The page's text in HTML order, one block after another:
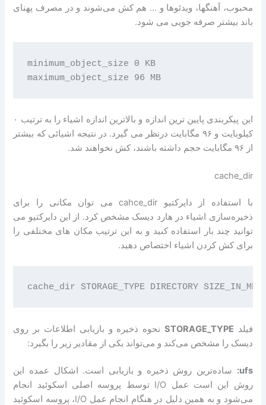
محبوب، آهنگها، ویدئوها و … هم کش می‌شوند و در مصرف پهنای
باند بیشتر صرفه جویی می شود.
minimum_object_size 0 KB
این پیکربندی پایین ترین اندازه و بالاترین اندازه اشیاء را به ترتیب ۰
کیلوبایت و ۹۶ مگابایت درنظر می گیرد. در نتیجه اشیائی که بیشتر
از ۹۶ مگابایت حجم داشته باشند، کش نخواهند شد.
cache_dir
با استفاده از دایرکتیو cahce_dir می توان مکانی را برای
ذخیره‌سازی اشیاء در هارد دیسک مشخص کرد. از این دایرکتیو می
توانید چند بار استفاده کنید و به این ترتیب مکان های مختلفی را
برای کش کردن اشیاء اختصاص دهید.
فیلد STORAGE_TYPE نحوه ذخیره و بازیابی اطلاعات بر روی
دیسک را مشخص می‌کند و می‌تواند یکی از مقادیر زیر را بگیرد:
ufs:
ساده‌ترین روش ذخیره و بازیابی است. اشکال عمده این
روش این است عمل I/O توسط پروسه اصلی اسکوئید انجام
می‌شود و به همین دلیل در هنگام انجام عمل I/O، پروسه اسکوئید